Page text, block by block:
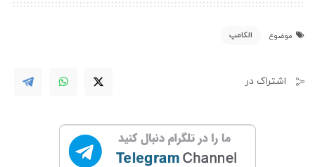
موضوع الکامپ
اشتراک در